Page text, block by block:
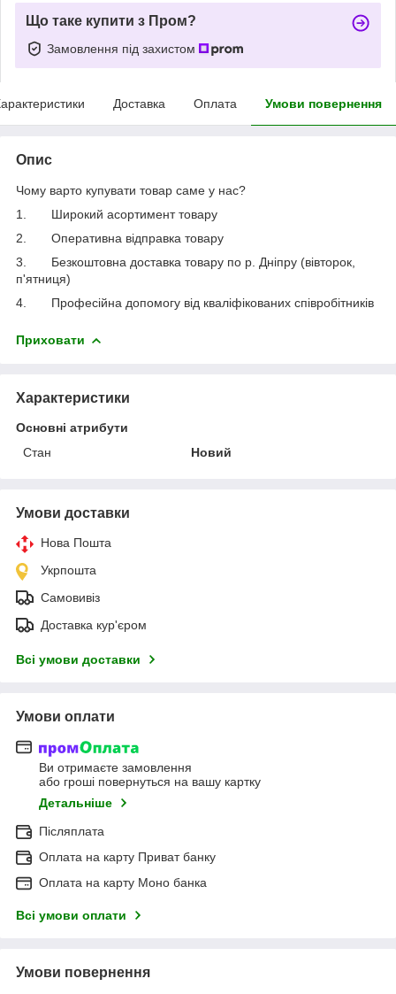
Що таке купити з Пром?
Замовлення під захистом
Доставка Оплата Умови повернення
Опис
Чому варто купувати товар саме у нас?
1.
Широкий асортимент товару
2.
Оперативна відправка товару
3.
Безкоштовна доставка товару по р. Дніпру (вівторок,
п'ятниця)
4.
Професійна допомогу від кваліфікованих співробітників
Приховати
Характеристики
Основні атрибути
Стан
Новий
Умови доставки
Нова Пошта
Укрпошта
Самовивіз
Доставка кур'єром
Всі умови доставки
Умови оплати
Ви отримаєте замовлення
або гроші повернуться на вашу картку
Детальніше
Післяплата
Оплата на карту Приват банку
Оплата на карту Моно банка
Всі умови оплати
Умови повернення